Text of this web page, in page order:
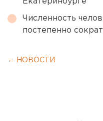
Численность
постепенно
← НОВОСТИ